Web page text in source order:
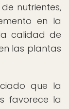
nutrientes,
en la
calidad de
las plantas
que la
favorece la